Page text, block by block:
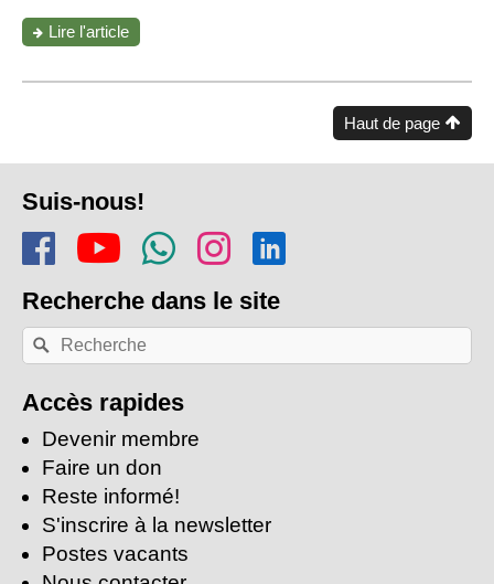
Lire l'article"HomeKit:
c’est
Haut de page
de
page
Suis-nous!
Rejoins-nous sur Facebook
Regarde-nous sur
Rejoins notre
Suis-nous sur
Recherche dans le site
Recherche
par
clés:
Rechercher
Accès rapides
Devenir membre
Faire un don
Reste informé!
S'inscrire à la newsletter
Postes vacants